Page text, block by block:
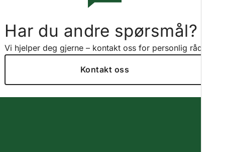
Har du andre spørsmål?
Vi hjelper deg gjerne – kontakt oss for personlig råd.
Kontakt oss